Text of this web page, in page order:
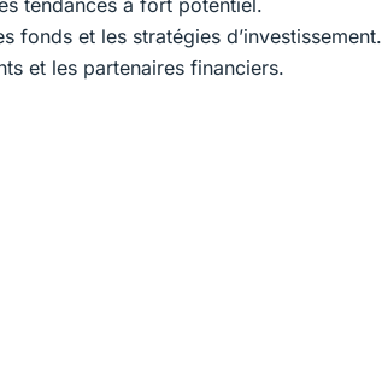
tendances à fort potentiel.
fonds et les stratégies d’investissement.
et les partenaires financiers.